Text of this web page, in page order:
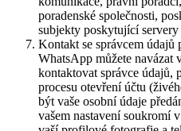
poradenské společnosti,
subjekty poskytující servery
Kontakt se správcem údajů
WhatsApp můžete navázat
kontaktovat správce údajů,
procesu otevření účtu
být vaše osobní údaje
vašem nastavení soukromí